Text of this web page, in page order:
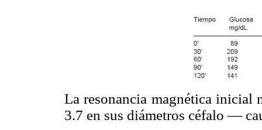
La resonancia magnética
3.7 en sus diámetros céfalo —